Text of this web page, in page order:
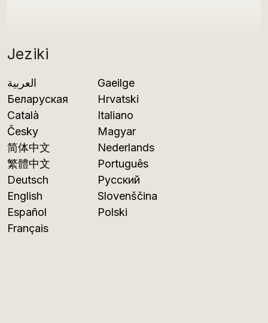
Jeziki
العربية
Беларуская
Català
Česky
简体中文
繁體中文
Deutsch
English
Español
Français
Gaeilge
Hrvatski
Italiano
Magyar
Nederlands
Português
Русский
Slovenščina
Polski